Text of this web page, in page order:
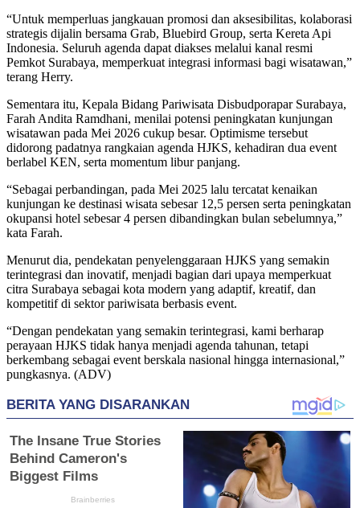
“Untuk memperluas jangkauan promosi dan aksesibilitas, kolaborasi
strategis dijalin bersama Grab, Bluebird Group, serta Kereta Api
Indonesia. Seluruh agenda dapat diakses melalui kanal resmi
Pemkot Surabaya, memperkuat integrasi informasi bagi wisatawan,”
terang Herry.
Sementara itu, Kepala Bidang Pariwisata Disbudporapar Surabaya,
Farah Andita Ramdhani, menilai potensi peningkatan kunjungan
wisatawan pada Mei 2026 cukup besar. Optimisme tersebut
didorong padatnya rangkaian agenda HJKS, kehadiran dua event
berlabel KEN, serta momentum libur panjang.
“Sebagai perbandingan, pada Mei 2025 lalu tercatat kenaikan
kunjungan ke destinasi wisata sebesar 12,5 persen serta peningkatan
okupansi hotel sebesar 4 persen dibandingkan bulan sebelumnya,”
kata Farah.
Menurut dia, pendekatan penyelenggaraan HJKS yang semakin
terintegrasi dan inovatif, menjadi bagian dari upaya memperkuat
citra Surabaya sebagai kota modern yang adaptif, kreatif, dan
kompetitif di sektor pariwisata berbasis event.
“Dengan pendekatan yang semakin terintegrasi, kami berharap
perayaan HJKS tidak hanya menjadi agenda tahunan, tetapi
berkembang sebagai event berskala nasional hingga internasional,”
pungkasnya. (ADV)